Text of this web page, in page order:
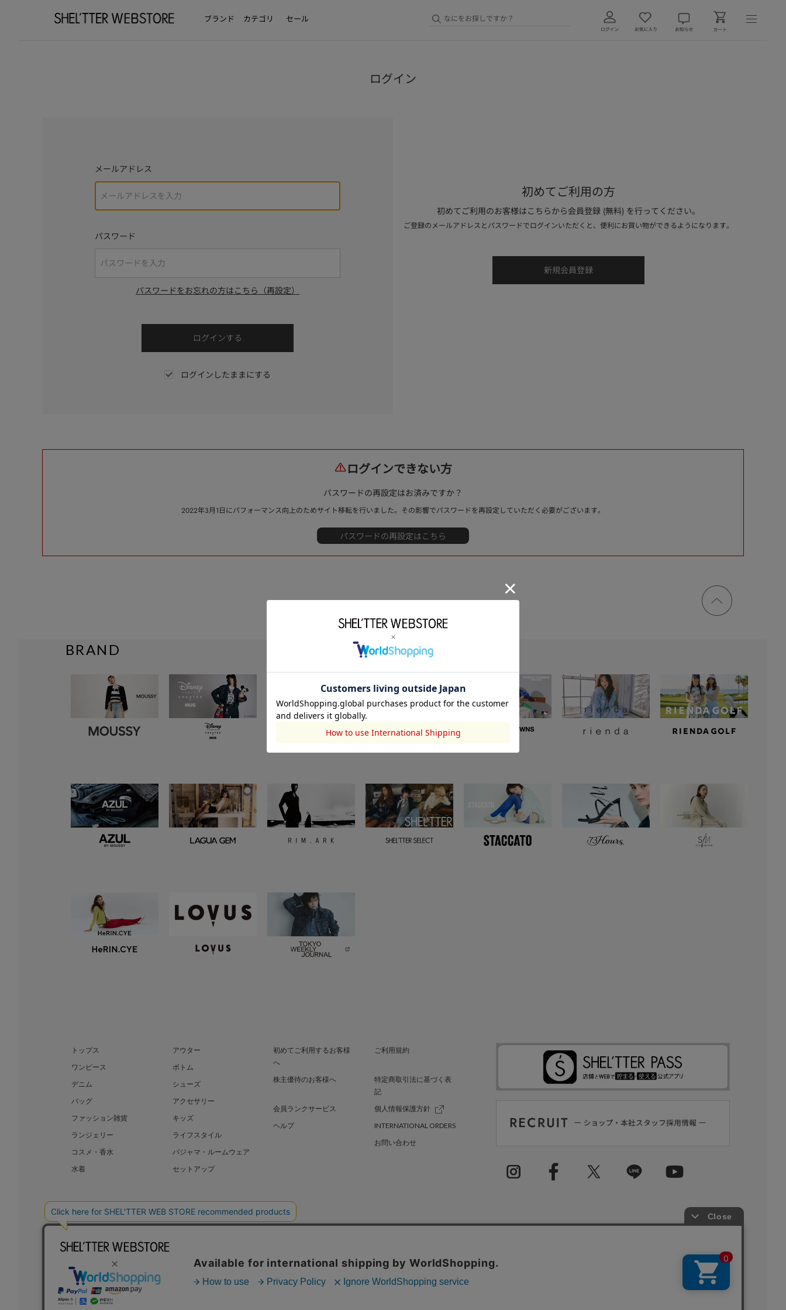
ブランド カテゴリ セール
ログイン
メールアドレス
パスワード
パスワードをお忘れの方はこちら（再設定）
ログインしたままにする
初めてご利用の方
初めてご利用のお客様はこちらから会員登録 (無料) を行ってください。
ご登録のメールアドレスとパスワードでログインいただくと、便利にお買い物ができるようになります。
ログインできない方
パスワードの再設定はお済みですか？
2022年3月1日にパフォーマンス向上のためサイト移転を行いました。その影響でパスワードを再設定していただく必要がございます。
ページ
トップ
BRAND
トップス
アウター
ワンピース
ボトム
デニム
シューズ
バッグ
アクセサリー
ファッション雑貨
キッズ
ランジェリー
ライフスタイル
コスメ・香水
パジャマ・ルームウェア
水着
セットアップ
初めてご利用するお客様
へ
ご利用規約
株主優待のお客様へ
特定商取引法に基づく表
記
会員ランクサービス
個人情報保護方針
ヘルプ
INTERNATIONAL ORDERS
お問い合わせ
BAROQUE JAPAN LIMITED SHEL’TTER GREEN 採用情報
COPYRIGHT © BAROQUE JAPAN LIMITED ALL RIGHTS RESERVED.